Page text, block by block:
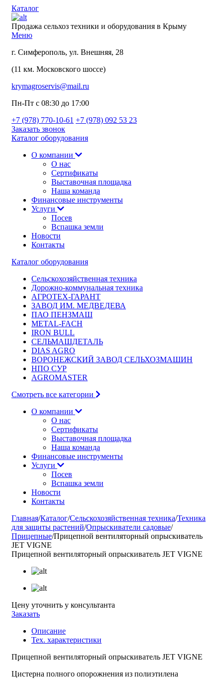
Каталог
Продажа сельхоз техники и оборудования в Крыму
Меню
г. Симферополь, ул. Внешняя, 28
(11 км. Московского шоссе)
krymagroservis@mail.ru
Пн-Пт с 08:30 до 17:00
+7 (978) 770-10-61 +7 (978) 092 53 23
Заказать звонок
Каталог оборудования
О компании
О нас
Сертификаты
Выставочная площадка
Наша команда
Финансовые инструменты
Услуги
Посев
Вспашка земли
Новости
Контакты
Каталог оборудования
Сельскохозяйственная техника
Дорожно-коммунальная техника
АГРОТЕХ-ГАРАНТ
ЗАВОД ИМ. МЕДВЕДЕВА
ПАО ПЕНЗМАШ
METAL-FACH
IRON BULL
СЕЛЬМАШДЕТАЛЬ
DIAS AGRO
ВОРОНЕЖСКИЙ ЗАВОД СЕЛЬХОЗМАШИН
НПО СУР
AGROMASTER
Смотреть все категории
О компании
О нас
Сертификаты
Выставочная площадка
Наша команда
Финансовые инструменты
Услуги
Посев
Вспашка земли
Новости
Контакты
Главная/Каталог/Сельскохозяйственная техника/Техника
для защиты растений/Опрыскиватели садовые/
Прицепные/Прицепной вентиляторный опрыскиватель
JET VIGNE
Прицепной вентиляторный опрыскиватель JET VIGNE
Цену уточнить у консультанта
Заказать
Описание
Тех. характеристики
Прицепной вентиляторный опрыскиватель JET VIGNE
Цистерна полного опорожнения из полиэтилена